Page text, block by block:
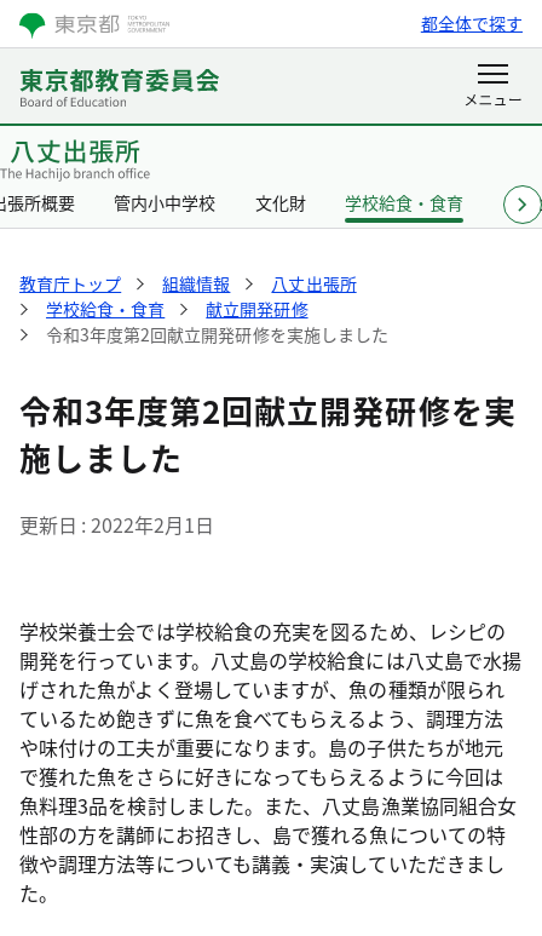
都全体で探す
張所概要 管内小中学校 文化財 学校給食・食育 リン
教育庁トップ 組織情報
八丈出張所
学校給食・食育
献立開発研修
令和3年度第2回献立開発研修を実施しました
令和3年度第2回献立開発研修を実
施しました
更新日 2022年2月1日
学校栄養士会では学校給食の充実を図るため、レシピの
開発を行っています。八丈島の学校給食には八丈島で水揚
げされた魚がよく登場していますが、魚の種類が限られ
ているため飽きずに魚を食べてもらえるよう、調理方法
や味付けの工夫が重要になります。島の子供たちが地元
で獲れた魚をさらに好きになってもらえるように今回は
魚料理3品を検討しました。また、八丈島漁業協同組合女
性部の方を講師にお招きし、島で獲れる魚についての特
徴や調理方法等についても講義・実演していただきまし
た。